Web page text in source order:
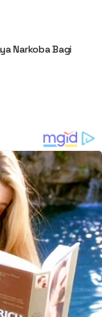
Narkoba Bagi